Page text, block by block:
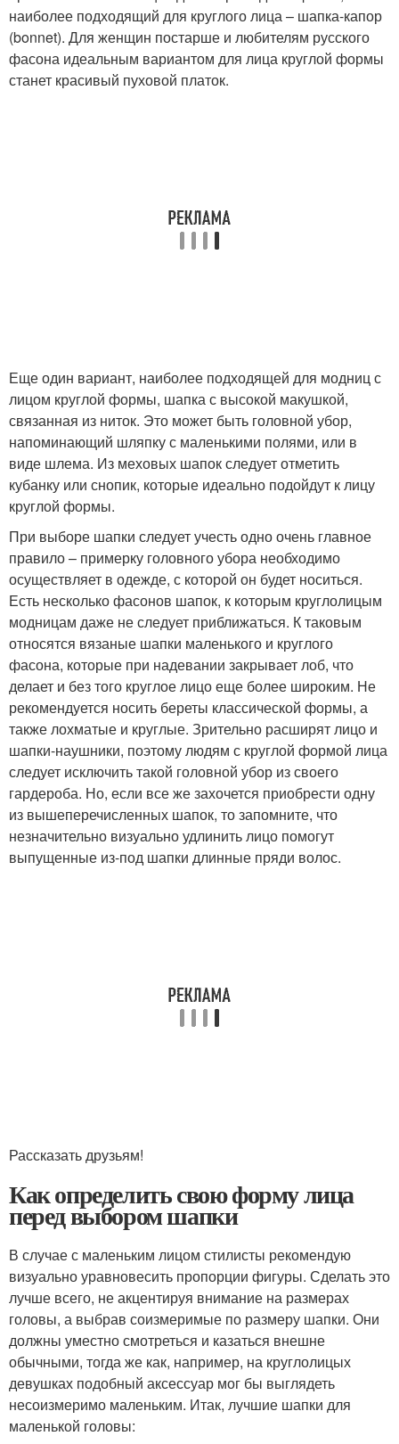
наиболее подходящий для круглого лица – шапка-капор
(bonnet). Для женщин постарше и любителям русского
фасона идеальным вариантом для лица круглой формы
станет красивый пуховой платок.
Еще один вариант, наиболее подходящей для модниц с
лицом круглой формы, шапка с высокой макушкой,
связанная из ниток. Это может быть головной убор,
напоминающий шляпку с маленькими полями, или в
виде шлема. Из меховых шапок следует отметить
кубанку или снопик, которые идеально подойдут к лицу
круглой формы.
При выборе шапки следует учесть одно очень главное
правило – примерку головного убора необходимо
осуществляет в одежде, с которой он будет носиться.
Есть несколько фасонов шапок, к которым круглолицым
модницам даже не следует приближаться. К таковым
относятся вязаные шапки маленького и круглого
фасона, которые при надевании закрывает лоб, что
делает и без того круглое лицо еще более широким. Не
рекомендуется носить береты классической формы, а
также лохматые и круглые. Зрительно расширят лицо и
шапки-наушники, поэтому людям с круглой формой лица
следует исключить такой головной убор из своего
гардероба. Но, если все же захочется приобрести одну
из вышеперечисленных шапок, то запомните, что
незначительно визуально удлинить лицо помогут
выпущенные из-под шапки длинные пряди волос.
Рассказать друзьям!
Как определить свою форму лица
перед выбором шапки
В случае с маленьким лицом стилисты рекомендую
визуально уравновесить пропорции фигуры. Сделать это
лучше всего, не акцентируя внимание на размерах
головы, а выбрав соизмеримые по размеру шапки. Они
должны уместно смотреться и казаться внешне
обычными, тогда же как, например, на круглолицых
девушках подобный аксессуар мог бы выглядеть
несоизмеримо маленьким. Итак, лучшие шапки для
маленькой головы: